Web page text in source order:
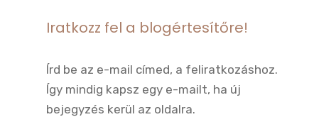
Iratkozz fel a blogértesítőre!
Írd be az e-mail címed, a feliratkozáshoz.
Így mindig kapsz egy e-mailt, ha új
bejegyzés kerül az oldalra.